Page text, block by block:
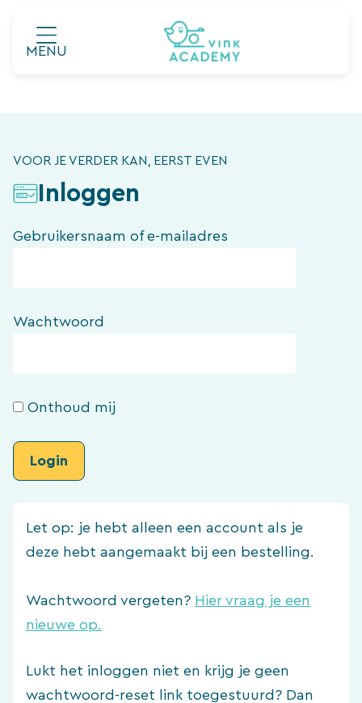
naar
MENU
VOOR JE VERDER KAN, EERST EVEN
Inloggen
Gebruikersnaam of e-mailadres
Wachtwoord
Onthoud mij
Let op: je hebt alleen een account als je
deze hebt aangemaakt bij een bestelling.
Wachtwoord vergeten? Hier vraag je een
nieuwe op.
Lukt het inloggen niet en krijg je geen
wachtwoord-reset link toegestuurd? Dan